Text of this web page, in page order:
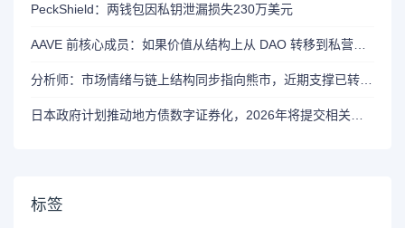
PeckShield：两钱包因私钥泄漏损失230万美元
标签